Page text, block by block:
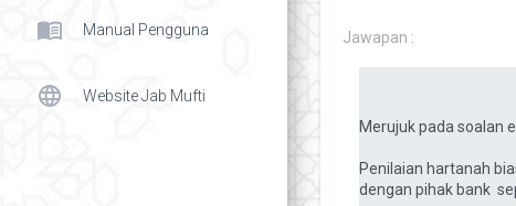
menu_book Manual Pengguna
language Website Jab Mufti
Jawapan :